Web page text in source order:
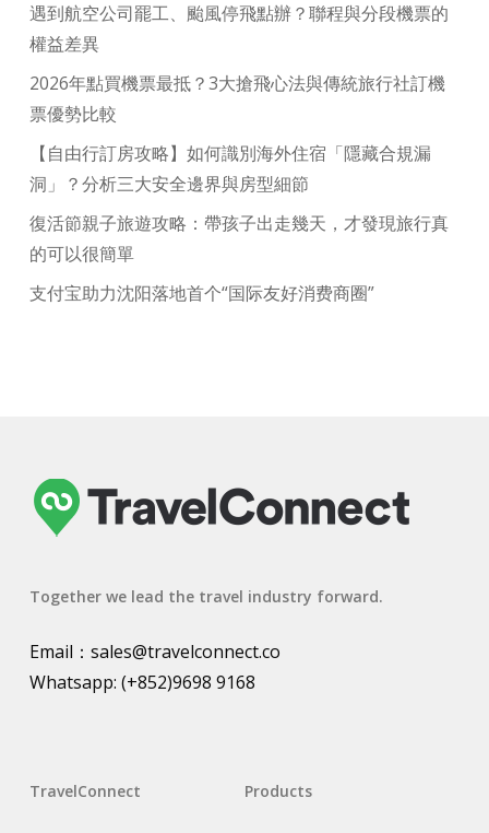
遇到航空公司罷工、颱風停飛點辦？聯程與分段機票的
權益差異
2026年點買機票最抵？3大搶飛心法與傳統旅行社訂機
票優勢比較
【自由行訂房攻略】如何識別海外住宿「隱藏合規漏
洞」？分析三大安全邊界與房型細節
復活節親子旅遊攻略：帶孩子出走幾天，才發現旅行真
的可以很簡單
支付宝助力沈阳落地首个“国际友好消费商圈”
Together we lead the travel industry forward.
Email： sales@travelconnect.co
Whatsapp: (+852)9698 9168
TravelConnect Products